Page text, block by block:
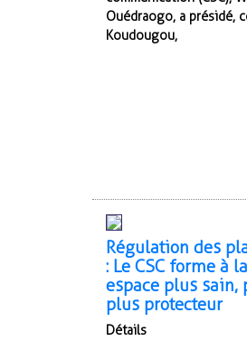
Ouédraogo, a présidé,
Koudougou,
Régulation des
: Le CSC forme à
espace plus sain,
plus protecteur
Détails